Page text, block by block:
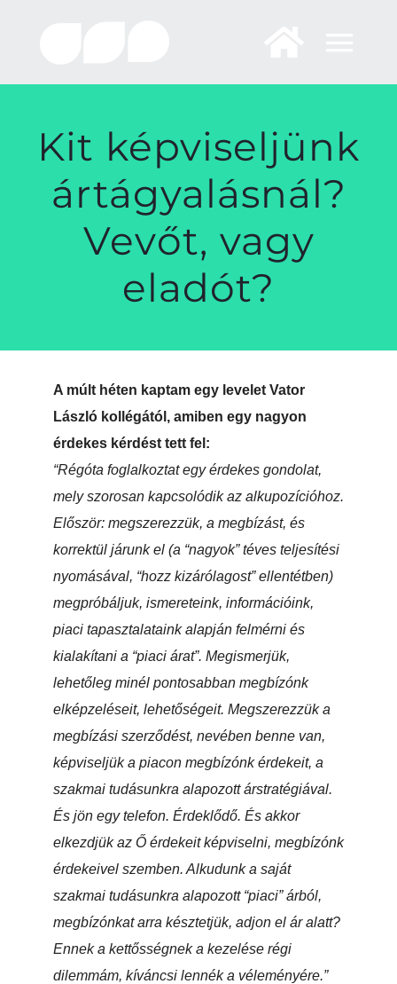
Kit képviseljünk
ártágyalásnál?
Vevőt, vagy
eladót?
A múlt héten kaptam egy levelet Vator
László kollégától, amiben egy nagyon
érdekes kérdést tett fel:
“Régóta foglalkoztat egy érdekes gondolat,
mely szorosan kapcsolódik az alkupozícióhoz.
Először: megszerezzük, a megbízást, és
korrektül járunk el (a “nagyok” téves teljesítési
nyomásával, “hozz kizárólagost” ellentétben)
megpróbáljuk, ismereteink, információink,
piaci tapasztalataink alapján felmérni és
kialakítani a “piaci árat”. Megismerjük,
lehetőleg minél pontosabban megbízónk
elképzeléseit, lehetőségeit. Megszerezzük a
megbízási szerződést, nevében benne van,
képviseljük a piacon megbízónk érdekeit, a
szakmai tudásunkra alapozott árstratégiával.
És jön egy telefon. Érdeklődő. És akkor
elkezdjük az Ő érdekeit képviselni, megbízónk
érdekeivel szemben. Alkudunk a saját
szakmai tudásunkra alapozott “piaci” árból,
megbízónkat arra késztetjük, adjon el ár alatt?
Ennek a kettősségnek a kezelése régi
dilemmám, kíváncsi lennék a véleményére.”